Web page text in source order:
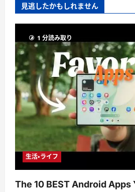
見逃したかもしれません
1 分読み取り
生活・ライフ
The 10 BEST Android Apps